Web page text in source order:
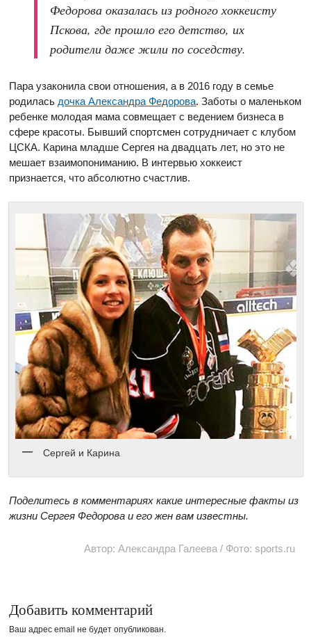
Федорова оказалась из родного хоккеисту
Пскова, где прошло его детство, их
родители даже жили по соседству.
Пара узаконила свои отношения, а в 2016 году в семье
родилась дочка Александра Федорова. Заботы о маленьком
ребенке молодая мама совмещает с ведением бизнеса в
сфере красоты. Бывший спортсмен сотрудничает с клубом
ЦСКА. Карина младше Сергея на двадцать лет, но это не
мешает взаимопониманию. В интервью хоккеист
признается, что абсолютно счастлив.
Сергей и Карина
Поделитесь в комментариях какие интересные факты из
жизни Сергея Федорова и его жен вам известны.
Автор: Александра Галеева / Фото: sports.ru
Добавить комментарий
Ваш адрес email не будет опубликован.